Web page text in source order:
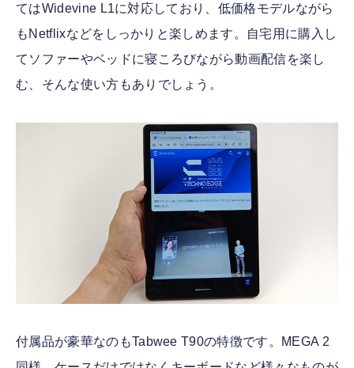
てはWidevine L1に対応しており、低価格モデルながら
もNetflixなどをしっかりと楽しめます。自宅用に購入し
てソファーやベッドに寝ころびながら動画配信を楽し
む、そんな使い方もありでしょう。
付属品が豪華なのもTabwee T90の特徴です。MEGA 2